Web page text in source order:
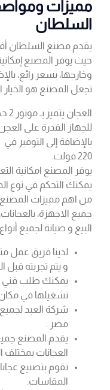
مميزات
السلطان
يقدم مصنع السلطان
حيث يوفر المصنع
وخارجها، بسعر رائع،
تجعل المصنع هو الخيار
للجهاز القدرة على
بالإضافة إلى التوفير في
220 فولت.
يوفر المصنع امكانية
يمكنك التحكم في نوع
من اهم مميزات
جميع الاجهزة،
البيع و صيانة لجميع
لدينا فريق عمل
و يتم تجربته قبل
يمكنك طلب فني
تشغيلها في
شركة العبد
مصر .
يقدم المصنع
العجانات
نقوم بتصنيع
المقاسات.